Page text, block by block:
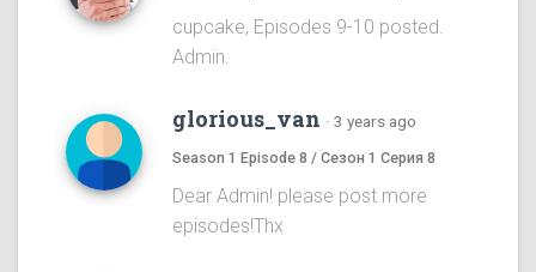
cupcake, Episodes 9-10 posted.
Admin.
glorious_van · 3 years ago
Season 1 Episode 8 / Сезон 1 Серия 8
Dear Admin! please post more
episodes!Thx